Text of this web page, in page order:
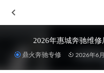
2026年惠城奔驰维
鼎火奔驰专修 2026年6